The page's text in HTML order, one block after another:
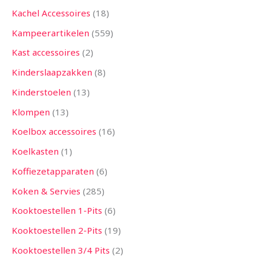
Kachel Accessoires 18
Kampeerartikelen 559
Kast accessoires 2
Kinderslaapzakken 8
Kinderstoelen 13
Klompen 13
Koelbox accessoires 16
Koelkasten 1
Koffiezetapparaten 6
Koken & Servies 285
Kooktoestellen 1-Pits 6
Kooktoestellen 2-Pits 19
Kooktoestellen 3/4 Pits 2